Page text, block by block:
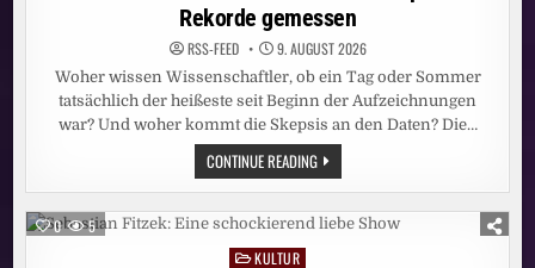
Rekorde gemessen
RSS-FEED 9. AUGUST 2026
Woher wissen Wissenschaftler, ob ein Tag oder Sommer
tatsächlich der heißeste seit Beginn der Aufzeichnungen
war? Und woher kommt die Skepsis an den Daten? Die…
CONTINUE READINGDER
HEISSESTE S
OMMER? S
O W
ERDEN T
0 5
PostedKULTUR